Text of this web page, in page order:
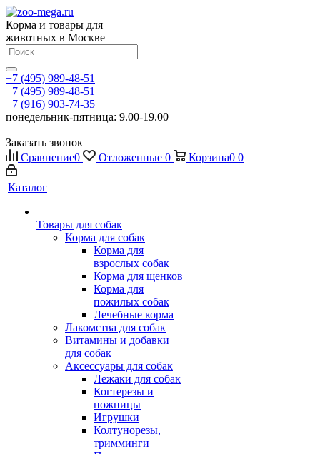
Корма и товары для
животных в Москве
+7 (495) 989-48-51
+7 (495) 989-48-51
+7 (916) 903-74-35
понедельник-пятница: 9.00-19.00
Заказать звонок
Сравнение0 Отложенные 0 Корзина0 0
Каталог
Товары для собак
Корма для собак
Корма для
взрослых собак
Корма для щенков
Корма для
пожилых собак
Лечебные корма
Лакомства для собак
Витамины и добавки
для собак
Аксессуары для собак
Лежаки для собак
Когтерезы и
ножницы
Игрушки
Колтунорезы,
тримминги